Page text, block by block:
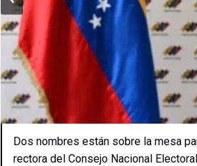
Dos nombres están sobre la mesa
rectora del Consejo Nacional
Dos nombres están sobre la mesa
rectora del Consejo Nacional
Jorge Rodríguez, actual presidente
el anuncio de los futuros